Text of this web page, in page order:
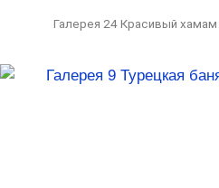
Галерея 24 Красивый